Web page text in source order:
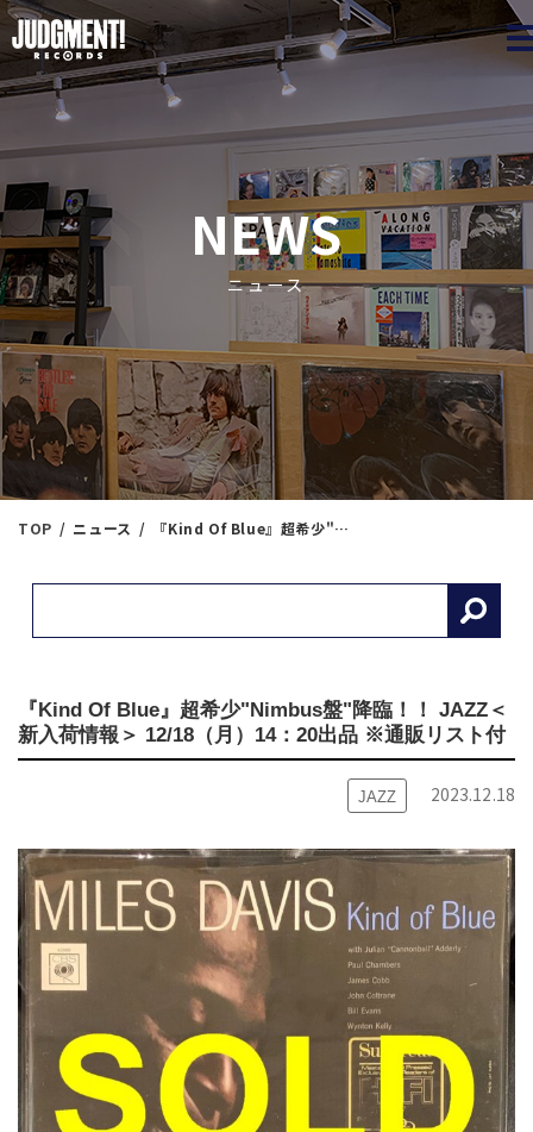
NEWS
ニュース
TOP ニュース 『Kind Of Blue』超希少"Nimbus盤"降臨！！ JAZZ＜新入荷情報＞ 12/18（月）14：20出品 ※通販リスト付
『Kind Of Blue』超希少"Nimbus盤"降臨！！ JAZZ＜
新入荷情報＞ 12/18（月）14：20出品 ※通販リスト付
JAZZ 2023.12.18